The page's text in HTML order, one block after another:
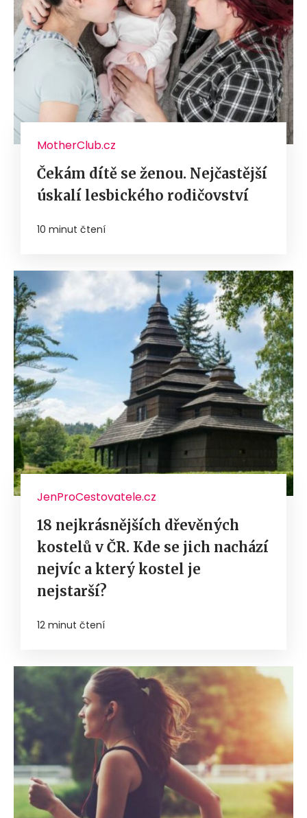
MotherClub.cz
Čekám dítě se ženou. Nejčastější
úskalí lesbického rodičovství
10 minut čtení
JenProCestovatele.cz
18 nejkrásnějších dřevěných
kostelů v ČR. Kde se jich nachází
nejvíc a který kostel je
nejstarší?
12 minut čtení